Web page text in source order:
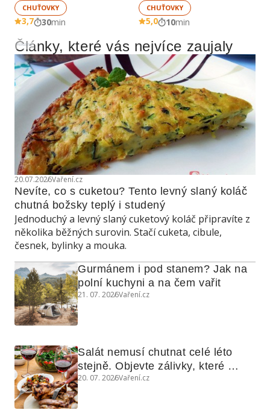
CHUŤOVKY
3,7 30min
CHUŤOVKY
5,0 10min
Reklama
Články, které vás nejvíce zaujaly
20.07.2026Vaření.cz
Nevíte, co s cuketou? Tento levný slaný koláč
chutná božsky teplý i studený
Jednoduchý a levný slaný cuketový koláč připravíte z
několika běžných surovin. Stačí cuketa, cibule,
česnek, bylinky a mouka.
Gurmánem i pod stanem? Jak na
polní kuchyni a na čem vařit
21. 07. 2026Vaření.cz
Salát nemusí chutnat celé léto
stejně. Objevte zálivky, které
využijete i na maso, nudle nebo
20. 07. 2026Vaření.cz